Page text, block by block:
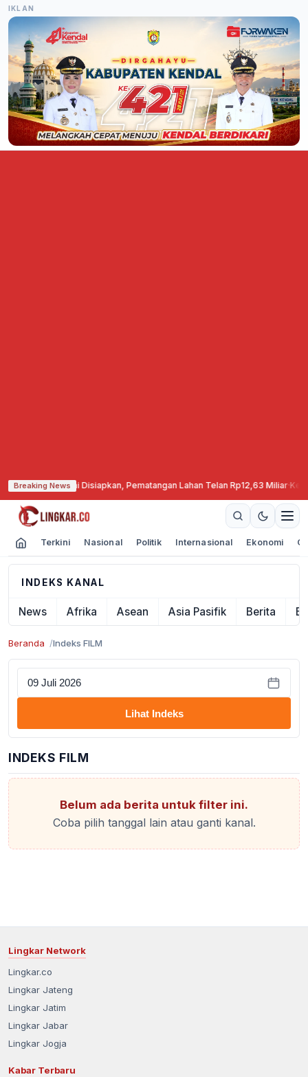
IKLAN
Breaking News
di Cepu Mulai Disiapkan, Pematangan Lahan Telan Rp12,63 Miliar·
Terkini Nasional Politik Internasional Ekonomi
INDEKS KANAL
News Afrika Asean Asia Pasifik Berita
Beranda Indeks FILM
Lihat Indeks
INDEKS FILM
Belum ada berita untuk filter ini.
Coba pilih tanggal lain atau ganti kanal.
Lingkar Network
Lingkar.co
Lingkar Jateng
Lingkar Jatim
Lingkar Jabar
Lingkar Jogja
Kabar Terbaru